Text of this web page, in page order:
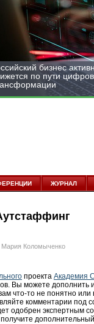
бизнес
по пути
ЖУРНАЛ
Мария Коломыченко
проекта Академия
Вы можете дополнить
что-то не понятно
комментарии под
одобрен экспертным